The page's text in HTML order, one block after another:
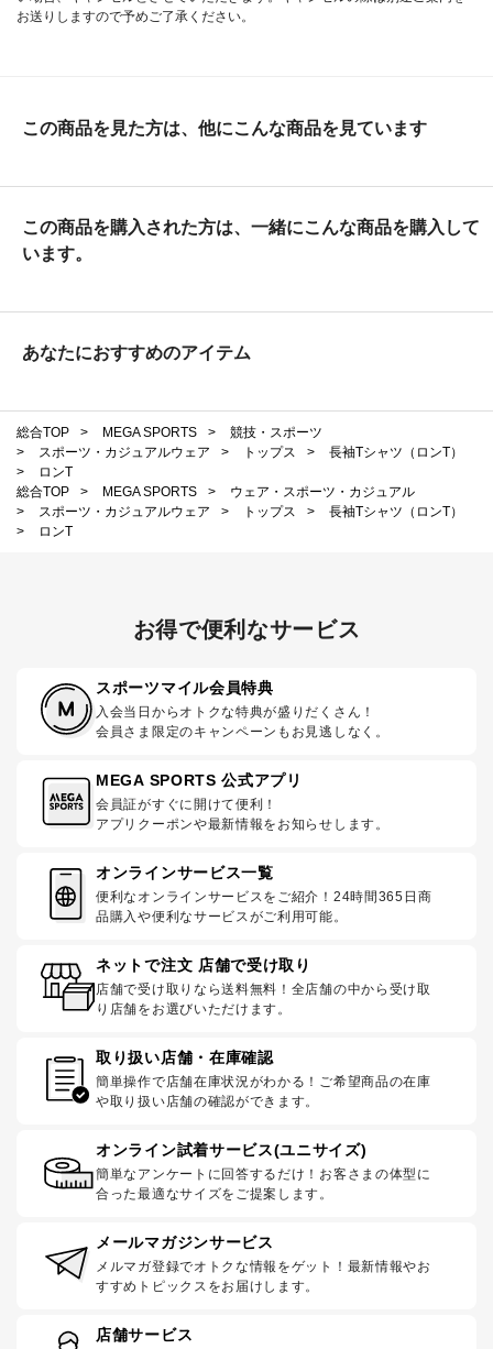
お送りしますので予めご了承ください。
この商品を見た方は、他にこんな商品を見ています
この商品を購入された方は、一緒にこんな商品を購入して
います。
あなたにおすすめのアイテム
総合TOP > MEGA SPORTS >
競技・スポーツ
>
スポーツ・カジュアルウェア > トップス >
長袖Tシャツ（ロンT）
>
ロンT
総合TOP
> MEGA SPORTS >
ウェア・スポーツ・カジュアル
>
スポーツ・カジュアルウェア > トップス >
長袖Tシャツ（ロンT）
>
ロンT
お得で便利なサービス
スポーツマイル会員特典
入会当日からオトクな特典が盛りだくさん！
会員さま限定のキャンペーンもお見逃しなく。
MEGA SPORTS 公式アプリ
会員証がすぐに開けて便利！
アプリクーポンや最新情報をお知らせします。
オンラインサービス一覧
便利なオンラインサービスをご紹介！24時間365日商
品購入や便利なサービスがご利用可能。
ネットで注文 店舗で受け取り
店舗で受け取りなら送料無料！全店舗の中から受け取
り店舗をお選びいただけます。
取り扱い店舗・在庫確認
簡単操作で店舗在庫状況がわかる！ご希望商品の在庫
や取り扱い店舗の確認ができます。
オンライン試着サービス(ユニサイズ)
簡単なアンケートに回答するだけ！お客さまの体型に
合った最適なサイズをご提案します。
メールマガジンサービス
メルマガ登録でオトクな情報をゲット！最新情報やお
すすめトピックスをお届けします。
店舗サービス